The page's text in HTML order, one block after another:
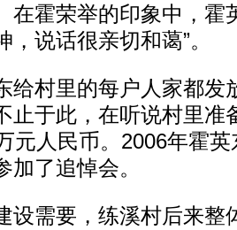
在霍荣举的印象中，霍
说话很亲切和蔼”。
村里的每户人家都发
止于此，在听说村里准
元人民币。2006年霍
了追悼会。
需要，练溪村后来整